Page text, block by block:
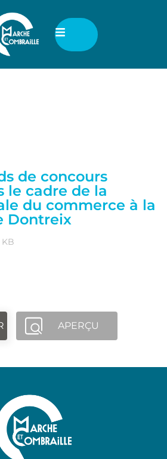
de concours
le cadre de la
du commerce à la
Dontreix
APERÇU